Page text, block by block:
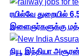
ரயில்வே துறையில்
இளைஞர்களுக்கு
நியூ இந்தியா